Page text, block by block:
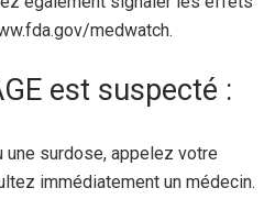
medwatch.
est suspecté :
une surdose, appelez votre
immédiatement un médecin.